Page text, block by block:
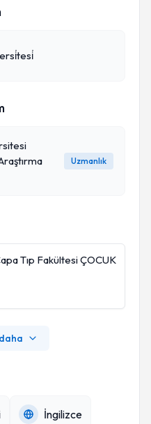
Uzmanlık
Tıp Fakültesi ÇOCUK
İngilizce